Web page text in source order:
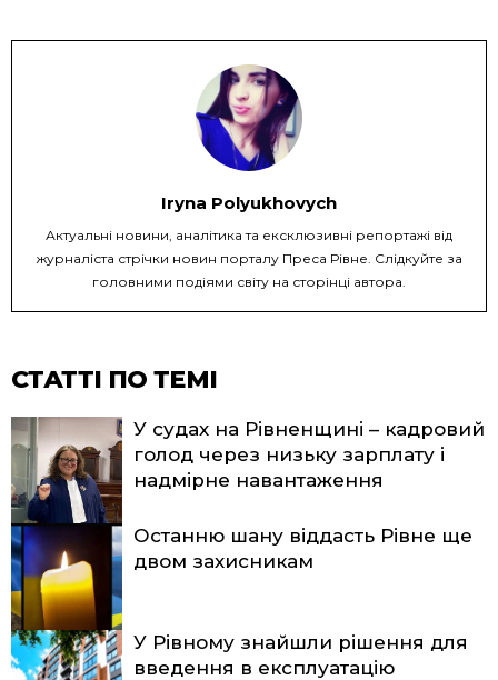
Iryna Polyukhovych
Актуальні новини, аналітика та ексклюзивні репортажі від
журналіста стрічки новин порталу Преса Рівне. Слідкуйте за
головними подіями світу на сторінці автора.
СТАТТІ ПО ТЕМІ
У судах на Рівненщині – кадровий
голод через низьку зарплату і
надмірне навантаження
Останню шану віддасть Рівне ще
двом захисникам
У Рівному знайшли рішення для
введення в експлуатацію